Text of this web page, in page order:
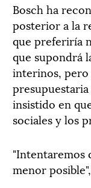
Bosch ha
posterior a la
que preferiría
que supondrá
interinos, pero
insistido en
sociales y los
"Intentaremos
menor